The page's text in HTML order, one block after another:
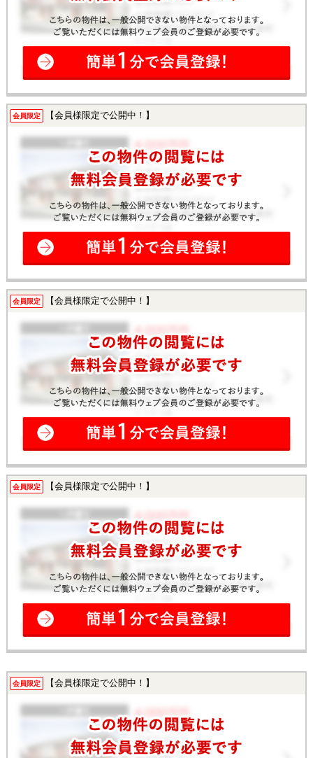
会員限定 【会員様限定で公開中！】
会員限定 【会員様限定で公開中！】
会員限定 【会員様限定で公開中！】
会員限定 【会員様限定で公開中！】